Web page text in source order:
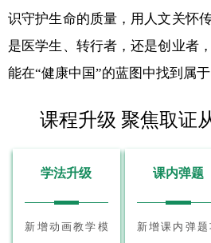
识守护生命的质量，用人文关怀
是医学生、转行者，还是创业者
能在“健康中国”的蓝图中找到属于
课程升级 聚焦取证
学法升级
新增动画教学模
课内弹题
新增课内弹题